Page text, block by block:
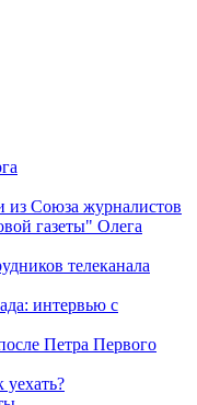
из Союза журналистов
газеты" Олега
телеканала
интервью с
Петра Первого
уехать?